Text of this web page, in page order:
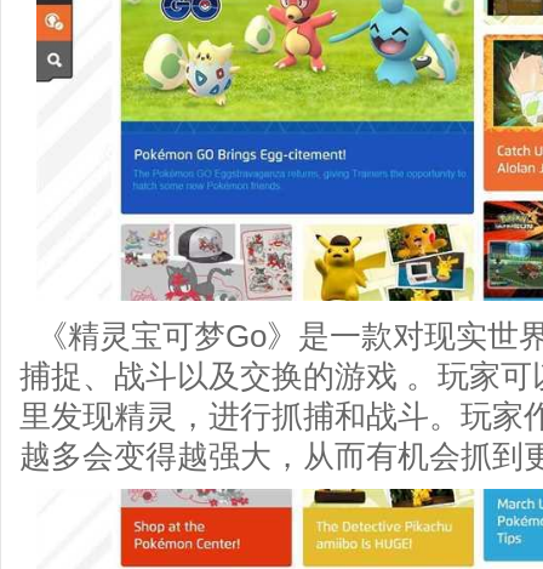
《精灵宝可梦Go》是一款对现实世
捕捉、战斗以及交换的游戏 。玩家
里发现精灵，进行抓捕和战斗。玩家
越多会变得越强大，从而有机会抓到